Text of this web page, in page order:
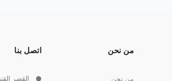
من نحن اتصل بنا